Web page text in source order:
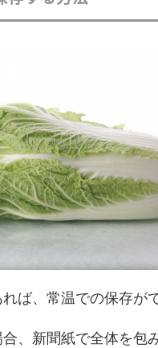
ば、常温での保存が
、新聞紙で全体を包